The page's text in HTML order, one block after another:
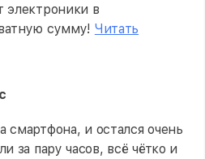
электроники в
сумму! Читать
смартфона, и остался очень
за пару часов, всё чётко и